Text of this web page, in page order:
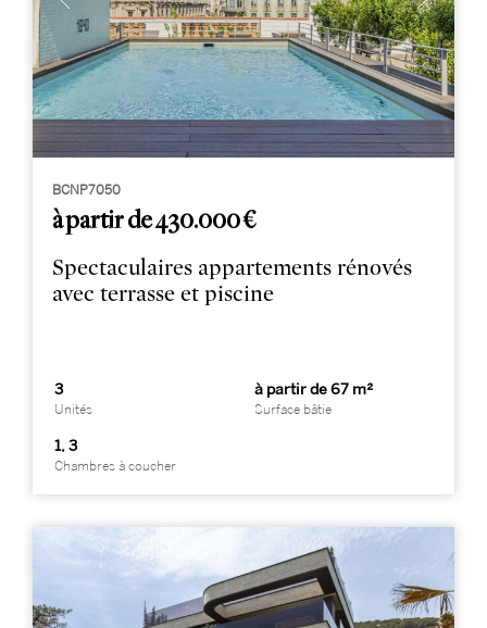
BCNP7050
à partir de 430.000 €
Spectaculaires appartements rénovés
avec terrasse et piscine
3
Unités
à partir de 67 m²
Surface bâtie
1, 3
Chambres à coucher